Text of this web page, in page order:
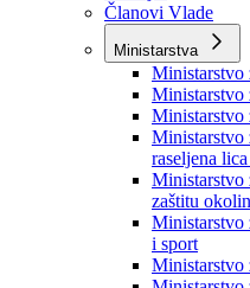
Vlada
Vlada BPK Goražde
Premijer
Članovi Vlade
Ministarstva
Ministarstvo
Ministarstvo
Ministarstvo
Ministarstvo
raseljena
Ministarstvo
zaštitu